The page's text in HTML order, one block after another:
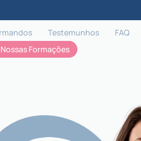
Testemunhos
FAQ
Formações